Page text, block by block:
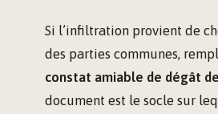
Si l’infiltration provient de
des parties communes,
constat amiable de dégât
document est le socle sur